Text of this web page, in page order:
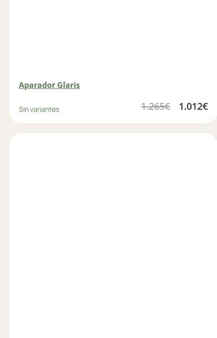
Aparador Glaris
Sin variantes 1.265€ 1.012€